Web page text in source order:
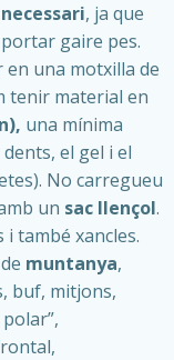
, ja que
gaire pes.
una motxilla de
tenir material en
una mínima
el gel i el
No carregueu
un sac llençol.
també xancles.
muntanya,
buf, mitjons,